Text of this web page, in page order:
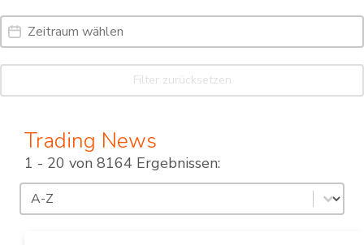
Date Range
Date
Filter zurücksetzen
Trading News
1 - 20 von 8164 Ergebnissen:
Sortierung
Sort content